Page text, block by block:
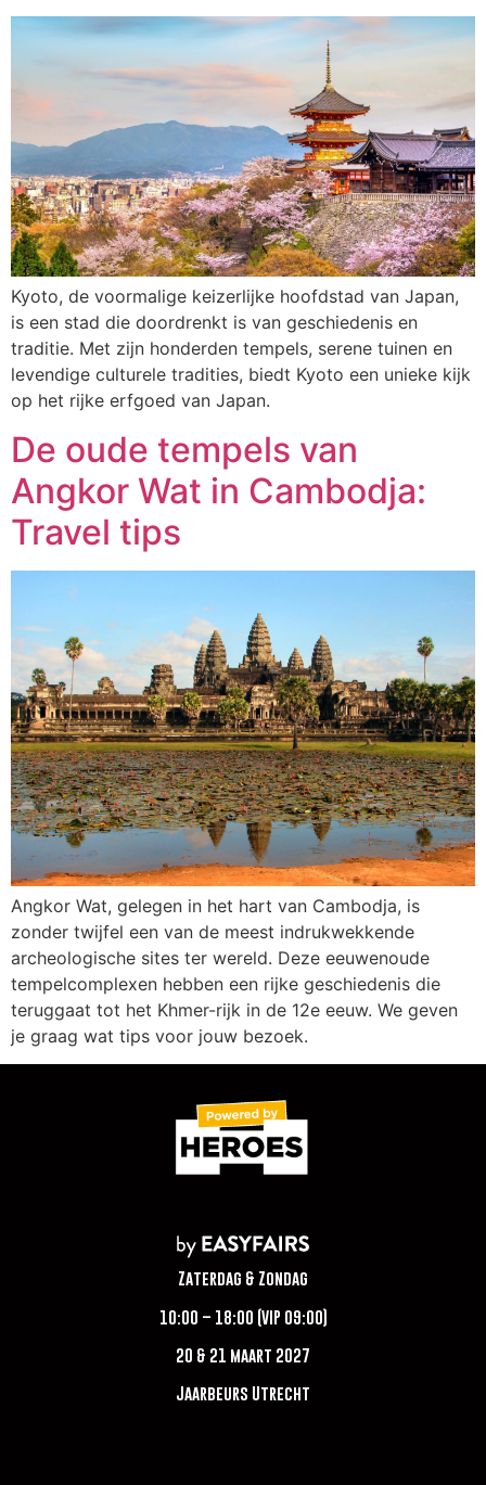
Kyoto, de voormalige keizerlijke hoofdstad van Japan,
is een stad die doordrenkt is van geschiedenis en
traditie. Met zijn honderden tempels, serene tuinen en
levendige culturele tradities, biedt Kyoto een unieke kijk
op het rijke erfgoed van Japan.
De oude tempels van
Angkor Wat in Cambodja:
Travel tips
Angkor Wat, gelegen in het hart van Cambodja, is
zonder twijfel een van de meest indrukwekkende
archeologische sites ter wereld. Deze eeuwenoude
tempelcomplexen hebben een rijke geschiedenis die
teruggaat tot het Khmer-rijk in de 12e eeuw. We geven
je graag wat tips voor jouw bezoek.
Zaterdag & Zondag
10:00 – 18:00 (VIP 09:00)
20 & 21 maart 2027
Jaarbeurs Utrecht